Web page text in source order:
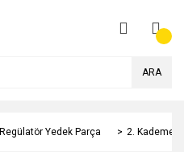
ARA
Regülatör Yedek Parça 2. Kademe